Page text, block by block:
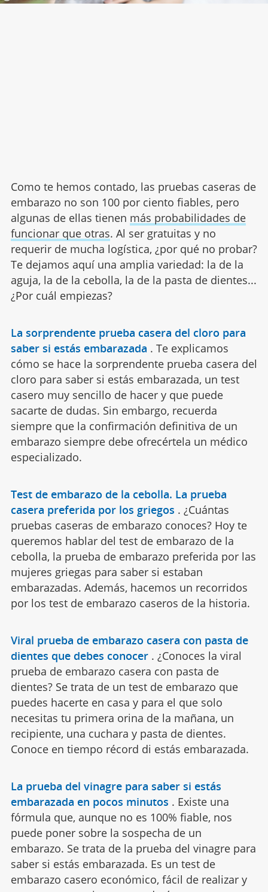
Como te hemos contado, las pruebas caseras de
embarazo no son 100 por ciento fiables, pero
algunas de ellas tienen más probabilidades de
funcionar que otras. Al ser gratuitas y no
requerir de mucha logística, ¿por qué no probar?
Te dejamos aquí una amplia variedad: la de la
aguja, la de la cebolla, la de la pasta de dientes...
¿Por cuál empiezas?
La sorprendente prueba casera del cloro para
saber si estás embarazada . Te explicamos
cómo se hace la sorprendente prueba casera del
cloro para saber si estás embarazada, un test
casero muy sencillo de hacer y que puede
sacarte de dudas. Sin embargo, recuerda
siempre que la confirmación definitiva de un
embarazo siempre debe ofrecértela un médico
especializado.
Test de embarazo de la cebolla. La prueba
casera preferida por los griegos . ¿Cuántas
pruebas caseras de embarazo conoces? Hoy te
queremos hablar del test de embarazo de la
cebolla, la prueba de embarazo preferida por las
mujeres griegas para saber si estaban
embarazadas. Además, hacemos un recorridos
por los test de embarazo caseros de la historia.
Viral prueba de embarazo casera con pasta de
dientes que debes conocer . ¿Conoces la viral
prueba de embarazo casera con pasta de
dientes? Se trata de un test de embarazo que
puedes hacerte en casa y para el que solo
necesitas tu primera orina de la mañana, un
recipiente, una cuchara y pasta de dientes.
Conoce en tiempo récord di estás embarazada.
La prueba del vinagre para saber si estás
embarazada en pocos minutos . Existe una
fórmula que, aunque no es 100% fiable, nos
puede poner sobre la sospecha de un
embarazo. Se trata de la prueba del vinagre para
saber si estás embarazada. Es un test de
embarazo casero económico, fácil de realizar y